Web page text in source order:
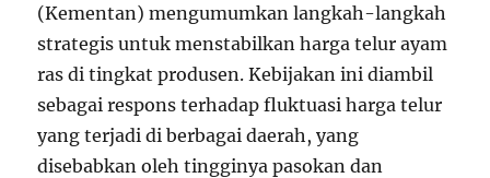
(Kementan) mengumumkan langkah-langkah
strategis untuk menstabilkan harga telur ayam
ras di tingkat produsen. Kebijakan ini diambil
sebagai respons terhadap fluktuasi harga telur
yang terjadi di berbagai daerah, yang
disebabkan oleh tingginya pasokan dan